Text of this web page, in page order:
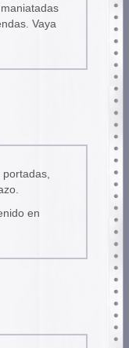
Vaya
en